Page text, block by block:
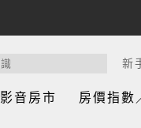
新
影音房市 房價指數